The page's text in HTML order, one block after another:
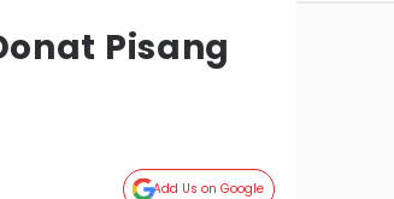
Pisang
Add Us on Google